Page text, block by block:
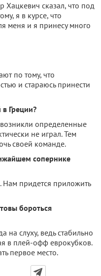
Хацкевич сказал, что под
я в курсе, что
меня и я принесу много
по тому, что
и стараюсь принести
Греции?
определенные
не играл. Тем
своей команде.
сопернике
Нам придется приложить
бороться
слуху, ведь стабильно
в плей-офф еврокубков.
первое место.